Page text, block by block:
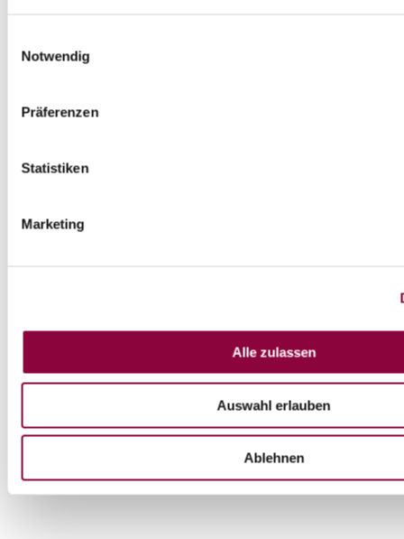
Notwendig
Präferenzen
Statistiken
Marketing
Alle zulassen
Auswahl erlauben
Ablehnen
Vorlage von Ausweisen der Familienangehörigen, für
Saisonkarte:
Für Auskünfte steht das Schwimmbadpersonal unter
Wir wünschen allen Badegästen einen angenehmen
Aufenthalt im Neubornbad Wörrstadt.